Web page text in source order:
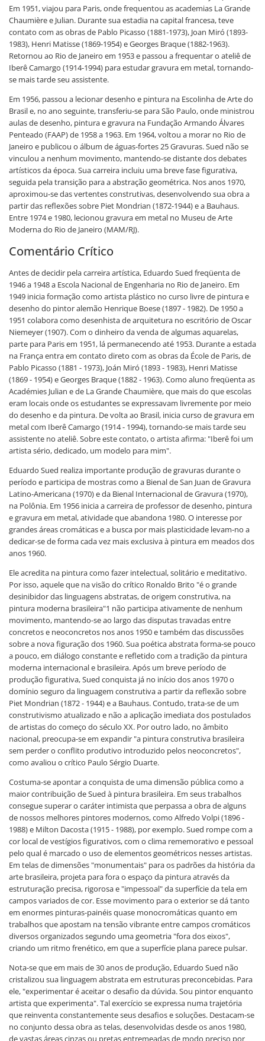
Em 1951, viajou para Paris, onde frequentou as academias La Grande
Chaumière e Julian. Durante sua estadia na capital francesa, teve
contato com as obras de Pablo Picasso (1881-1973), Joan Miró (1893-
1983), Henri Matisse (1869-1954) e Georges Braque (1882-1963).
Retornou ao Rio de Janeiro em 1953 e passou a frequentar o ateliê de
Iberê Camargo (1914-1994) para estudar gravura em metal, tornando-
se mais tarde seu assistente.
Em 1956, passou a lecionar desenho e pintura na Escolinha de Arte do
Brasil e, no ano seguinte, transferiu-se para São Paulo, onde ministrou
aulas de desenho, pintura e gravura na Fundação Armando Álvares
Penteado (FAAP) de 1958 a 1963. Em 1964, voltou a morar no Rio de
Janeiro e publicou o álbum de águas-fortes 25 Gravuras. Sued não se
vinculou a nenhum movimento, mantendo-se distante dos debates
artísticos da época. Sua carreira incluiu uma breve fase figurativa,
seguida pela transição para a abstração geométrica. Nos anos 1970,
aproximou-se das vertentes construtivas, desenvolvendo sua obra a
partir das reflexões sobre Piet Mondrian (1872-1944) e a Bauhaus.
Entre 1974 e 1980, lecionou gravura em metal no Museu de Arte
Moderna do Rio de Janeiro (MAM/RJ).
Comentário Crítico
Antes de decidir pela carreira artística, Eduardo Sued freqüenta de
1946 a 1948 a Escola Nacional de Engenharia no Rio de Janeiro. Em
1949 inicia formação como artista plástico no curso livre de pintura e
desenho do pintor alemão Henrique Boese (1897 - 1982). De 1950 a
1951 colabora como desenhista de arquitetura no escritório de Oscar
Niemeyer (1907). Com o dinheiro da venda de algumas aquarelas,
parte para Paris em 1951, lá permanecendo até 1953. Durante a estada
na França entra em contato direto com as obras da École de Paris, de
Pablo Picasso (1881 - 1973), Joán Miró (1893 - 1983), Henri Matisse
(1869 - 1954) e Georges Braque (1882 - 1963). Como aluno freqüenta as
Académies Julian e de La Grande Chaumière, que mais do que escolas
eram locais onde os estudantes se expressavam livremente por meio
do desenho e da pintura. De volta ao Brasil, inicia curso de gravura em
metal com Iberê Camargo (1914 - 1994), tornando-se mais tarde seu
assistente no ateliê. Sobre este contato, o artista afirma: "Iberê foi um
artista sério, dedicado, um modelo para mim".
Eduardo Sued realiza importante produção de gravuras durante o
período e participa de mostras como a Bienal de San Juan de Gravura
Latino-Americana (1970) e da Bienal Internacional de Gravura (1970),
na Polônia. Em 1956 inicia a carreira de professor de desenho, pintura
e gravura em metal, atividade que abandona 1980. O interesse por
grandes áreas cromáticas e a busca por mais plasticidade levam-no a
dedicar-se de forma cada vez mais exclusiva à pintura em meados dos
anos 1960.
Ele acredita na pintura como fazer intelectual, solitário e meditativo.
Por isso, aquele que na visão do crítico Ronaldo Brito "é o grande
desinibidor das linguagens abstratas, de origem construtiva, na
pintura moderna brasileira"1 não participa ativamente de nenhum
movimento, mantendo-se ao largo das disputas travadas entre
concretos e neoconcretos nos anos 1950 e também das discussões
sobre a nova figuração dos 1960. Sua poética abstrata forma-se pouco
a pouco, em diálogo constante e refletido com a tradição da pintura
moderna internacional e brasileira. Após um breve período de
produção figurativa, Sued conquista já no início dos anos 1970 o
domínio seguro da linguagem construtiva a partir da reflexão sobre
Piet Mondrian (1872 - 1944) e a Bauhaus. Contudo, trata-se de um
construtivismo atualizado e não a aplicação imediata dos postulados
de artistas do começo do século XX. Por outro lado, no âmbito
nacional, preocupa-se em expandir "a pintura construtiva brasileira
sem perder o conflito produtivo introduzido pelos neoconcretos",
como avaliou o crítico Paulo Sérgio Duarte.
Costuma-se apontar a conquista de uma dimensão pública como a
maior contribuição de Sued à pintura brasileira. Em seus trabalhos
consegue superar o caráter intimista que perpassa a obra de alguns
de nossos melhores pintores modernos, como Alfredo Volpi (1896 -
1988) e Milton Dacosta (1915 - 1988), por exemplo. Sued rompe com a
cor local de vestígios figurativos, com o clima rememorativo e pessoal
pelo qual é marcado o uso de elementos geométricos nesses artistas.
Em telas de dimensões "monumentais" para os padrões da história da
arte brasileira, projeta para fora o espaço da pintura através da
estruturação precisa, rigorosa e "impessoal" da superfície da tela em
campos variados de cor. Esse movimento para o exterior se dá tanto
em enormes pinturas-painéis quase monocromáticas quanto em
trabalhos que apostam na tensão vibrante entre campos cromáticos
diversos organizados segundo uma geometria "fora dos eixos",
criando um ritmo frenético, em que a superfície plana parece pulsar.
Nota-se que em mais de 30 anos de produção, Eduardo Sued não
cristalizou sua linguagem abstrata em estruturas preconcebidas. Para
ele, "experimentar é aceitar o desafio da dúvida. Sou pintor enquanto
artista que experimenta". Tal exercício se expressa numa trajetória
que reinventa constantemente seus desafios e soluções. Destacam-se
no conjunto dessa obra as telas, desenvolvidas desde os anos 1980,
de vastas áreas cinzas ou pretas entremeadas de modo preciso por